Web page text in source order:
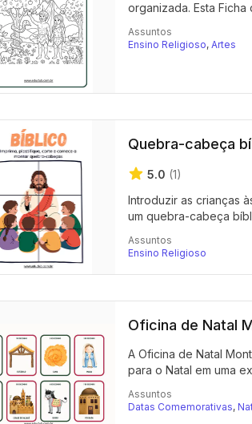
organizada. Esta Ficha
Assuntos
Ensino Religioso, Artes
Quebra-cabeça
5.0 (1)
Introduzir as crianças
um quebra-cabeça
Assuntos
Ensino Religioso
Oficina de Natal
A Oficina de Natal
para o Natal em uma
Assuntos
Datas Comemorativas,